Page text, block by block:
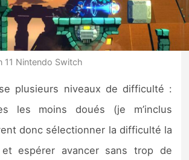
11 Nintendo Switch
plusieurs niveaux de difficulté :
les moins doués (je m’inclus
donc sélectionner la difficulté la
espérer avancer sans trop de